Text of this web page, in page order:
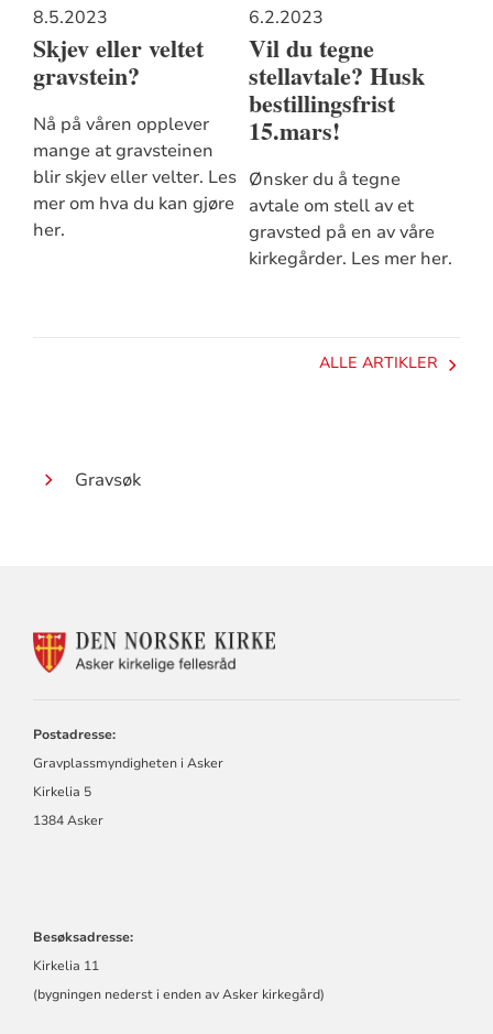
8.5.2023
Skjev eller veltet
gravstein?
Nå på våren opplever
mange at gravsteinen
blir skjev eller velter. Les
mer om hva du kan gjøre
her.
6.2.2023
Vil du tegne
stellavtale? Husk
bestillingsfrist
15.mars!
Ønsker du å tegne
avtale om stell av et
gravsted på en av våre
kirkegårder. Les mer her.
ALLE ARTIKLER
Gravsøk
KONTAKTINFORMASJON
Postadresse:
Gravplassmyndigheten i Asker
Kirkelia 5
1384 Asker
Besøksadresse:
Kirkelia 11
(bygningen nederst i enden av Asker kirkegård)